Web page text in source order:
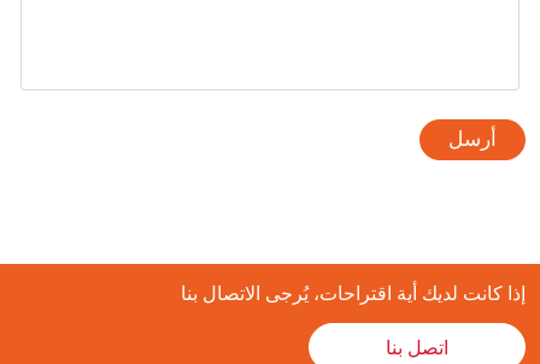
أرسل
إذا كانت لديك أية اقتراحات، يُرجى الاتصال بنا
اتصل بنا